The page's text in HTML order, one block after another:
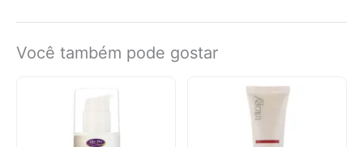
Você também pode gostar